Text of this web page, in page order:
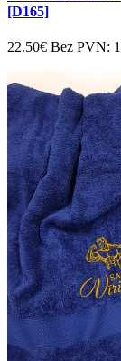
[D165]
22.50€ Bez PVN: